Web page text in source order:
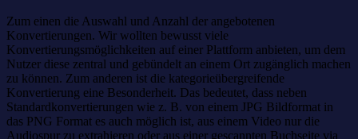
Zum einen die Auswahl und Anzahl der angebotenen
Konvertierungen. Wir wollten bewusst viele
Konvertierungsmöglichkeiten auf einer Plattform anbieten, um dem
Nutzer diese zentral und gebündelt an einem Ort zugänglich machen
zu können. Zum anderen ist die kategorieübergreifende
Konvertierung eine Besonderheit. Das bedeutet, dass neben
Standardkonvertierungen wie z. B. von einem JPG Bildformat in
das PNG Format es auch möglich ist, aus einem Video nur die
Audiospur zu extrahieren oder aus einer gescannten Buchseite via